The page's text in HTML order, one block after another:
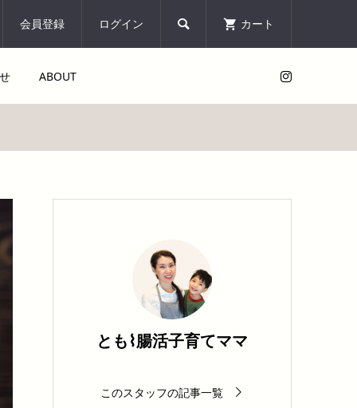
会員登録 ログイン  カート
ABOUT
とも⌇腸活子育てママ
このスタッフの記事一覧